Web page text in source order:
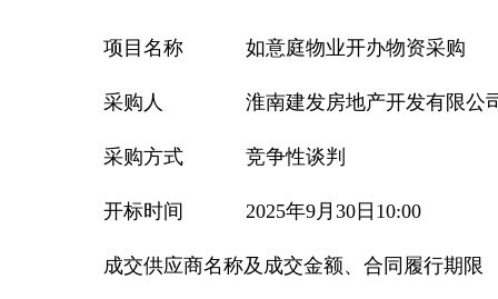
项目名称 如意庭物业开办物资采购
采购人 淮南建发房地产开发有限公
采购方式 竞争性谈判
开标时间 2025年9月30日10:00
成交供应商名称及成交金额、合同履行期限